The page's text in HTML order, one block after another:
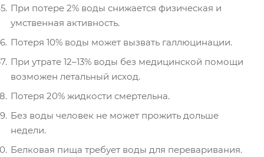
При потере 2% воды снижается физическая и
умственная активность.
Потеря 10% воды может вызвать галлюцинации.
При утрате 12–13% воды без медицинской помощи
возможен летальный исход.
Потеря 20% жидкости смертельна.
Без воды человек не может прожить дольше
недели.
Белковая пища требует воды для переваривания.